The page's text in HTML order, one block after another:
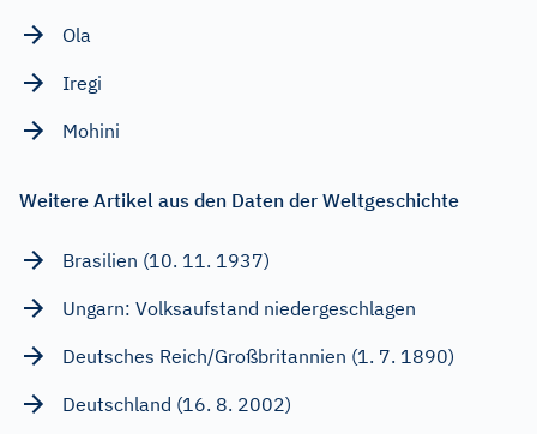
Ola
Iregi
Mohini
Weitere Artikel aus den Daten der Weltgeschichte
Brasilien (10. 11. 1937)
Ungarn: Volksaufstand niedergeschlagen
Deutsches Reich/Großbritannien (1. 7. 1890)
Deutschland (16. 8. 2002)